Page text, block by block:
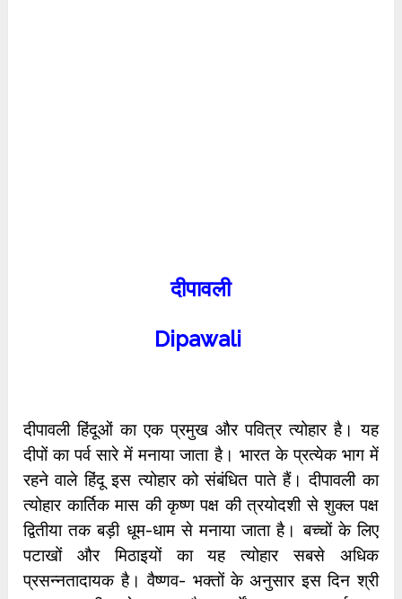
दीपावली
Dipawali
दीपावली हिंदूओं का एक प्रमुख और पवित्र त्योहार है। यह
दीपों का पर्व सारे में मनाया जाता है। भारत के प्रत्येक भाग में
रहने वाले हिंदू इस त्योहार को संबंधित पाते हैं। दीपावली का
त्योहार कार्तिक मास की कृष्ण पक्ष की त्रयोदशी से शुक्ल पक्ष
द्वितीया तक बड़ी धूम-धाम से मनाया जाता है। बच्चों के लिए
पटाखों और मिठाइयों का यह त्योहार सबसे अधिक
प्रसन्नतादायक है। वैष्णव- भक्तों के अनुसार इस दिन श्री